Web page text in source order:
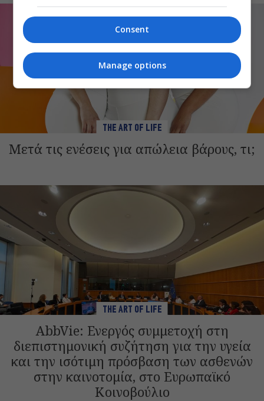
THE ART OF LIFE
Μετά τις ενέσεις για απώλεια βάρους, τι;
THE ART OF LIFE
AbbVie: Ενεργός συμμετοχή στη
διεπιστημονική συζήτηση για την υγεία
και την ισότιμη πρόσβαση των ασθενών
στην καινοτομία, στο Ευρωπαϊκό
Κοινοβούλιο
Consent
Manage options